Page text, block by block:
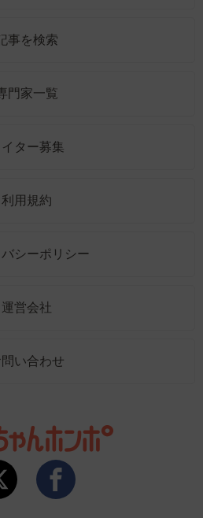
事を検索
門家一覧
イター募集
利用規約
シーポリシー
運営会社
問い合わせ